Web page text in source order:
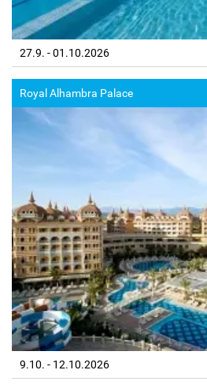
27.9. - 01.10.2026
Royal Alhambra Palace
9.10. - 12.10.2026